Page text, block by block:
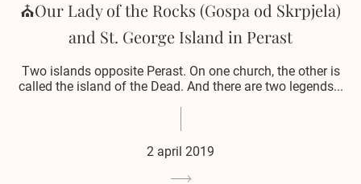
⛪️Our Lady of the Rocks (Gospa od Skrpjela)
and St. George Island in Perast
Two islands opposite Perast. On one church, the other is
called the island of the Dead. And there are two legends...
2 april 2019